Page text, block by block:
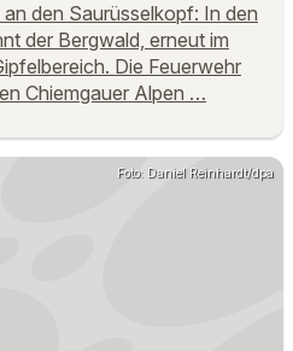
den Saurüsselkopf: In den
der Bergwald, erneut im
Die Feuerwehr
Chiemgauer Alpen …
Foto: Daniel Reinhardt/dpa